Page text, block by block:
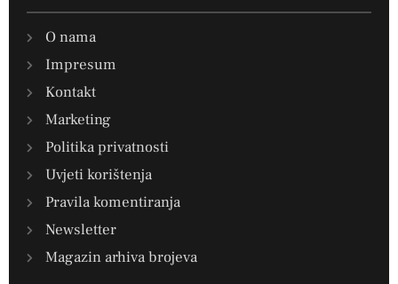
O nama
Impresum
Kontakt
Marketing
Politika privatnosti
Uvjeti korištenja
Pravila komentiranja
Newsletter
Magazin arhiva brojeva